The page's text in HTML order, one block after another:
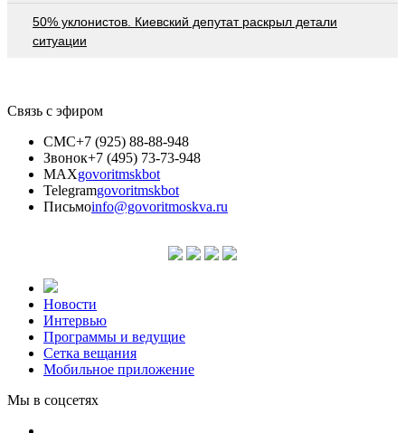
50% уклонистов. Киевский депутат раскрыл детали
ситуации
Связь с эфиром
СМС+7 (925) 88-88-948
Звонок+7 (495) 73-73-948
MAXgovoritmskbot
Telegramgovoritmskbot
Письмоinfo@govoritmoskva.ru
Новости
Интервью
Программы и ведущие
Сетка вещания
Мобильное приложение
Мы в соцсетях